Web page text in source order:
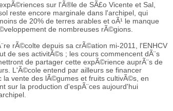
sur l'Ã®le de SÃ£o Vicente et Sal,
reste encore marginale dans l'archipel, qui
de 20% de terres arables et oÃ¹ le manque
de nombreuses rÃ©gions.
rÃ©colte depuis sa crÃ©ation mi-2011, l'ENHCV
de ses activitÃ©s ; les cours commencent dÃ¨s
de partager cette expÃ©rience auprÃ¨s de
L'Ã©cole entend par ailleurs se financer
la vente des lÃ©gumes et fruits cultivÃ©s, en
sur la production d'espÃ¨ces aujourd'hui